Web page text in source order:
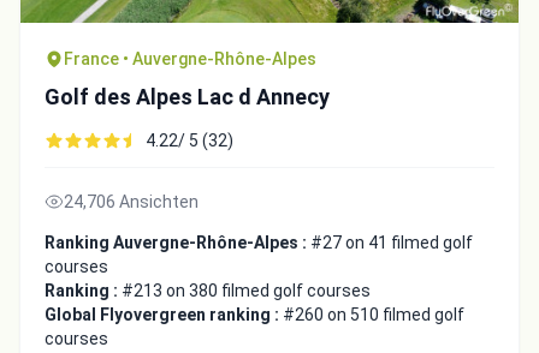
France • Auvergne-Rhône-Alpes
Golf des Alpes Lac d Annecy
4.22/ 5 (32)
24,706 Ansichten
Ranking Auvergne-Rhône-Alpes : #27 on 41 filmed golf
courses
Ranking : #213 on 380 filmed golf courses
Global Flyovergreen ranking : #260 on 510 filmed golf
courses